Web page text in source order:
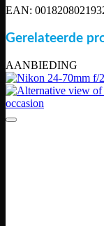
EAN:
Gerelateerde
AANBIEDING